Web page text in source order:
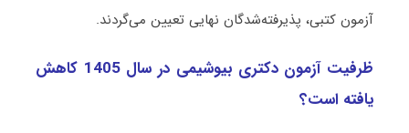
آزمون کتبی، پذیرفته‌شدگان نهایی تعیین می‌گردند.
ظرفیت آزمون دکتری بیوشیمی در سال 1405 کاهش
یافته است؟